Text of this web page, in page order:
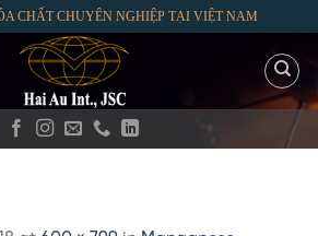
CHẤT CHUYÊN NGHIỆP TẠI VIỆT NAM